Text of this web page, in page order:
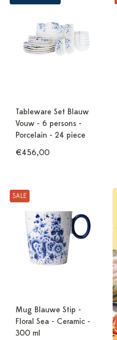
Tableware Set Blauw
Vouw - 6 persons -
Porcelain - 24 piece
€456,00
SALE
Mug Blauwe Stip -
Floral Sea - Ceramic -
300 ml